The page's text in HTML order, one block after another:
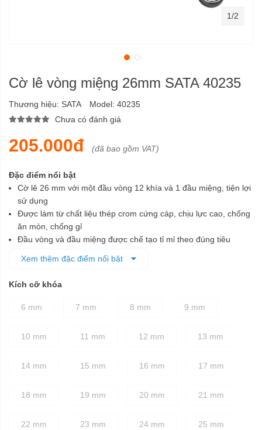
Cờ lê vòng miệng 26mm SATA 40235
Thương hiệu: SATA Model: 40235
Chưa có đánh giá
205.000đ (đã bao gồm VAT)
Đặc điểm nổi bật
Cờ lê 26 mm với một đầu vòng 12 khía và 1 đầu miệng, tiện lợi
sử dụng
Được làm từ chất liệu thép crom cứng cáp, chịu lực cao, chống
ăn mòn, chống gỉ
Đầu vòng và đầu miệng được chế tạo tỉ mỉ theo đúng tiêu
nhanh chóng mà không làm biến dạng bu lông khi vặn
chính xác, không bị trơn trượt ngay cả khi tay bị dính dầu mỡ
Xem thêm đặc điểm nổi bật
Kích cỡ khóa
6 mm 7 mm 8 mm 9 mm
10 mm 11 mm 12 mm 13 mm
14 mm 15 mm 16 mm 17 mm
18 mm 19 mm 20 mm 21 mm
22 mm 23 mm 24 mm 25 mm
1/2